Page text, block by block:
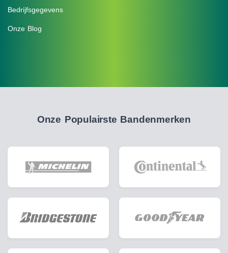
Bedrijfsgegevens
Onze Blog
Onze Populairste Bandenmerken